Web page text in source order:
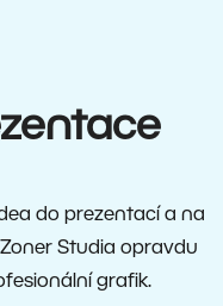
do prezentací a na
Studia opravdu
grafik.